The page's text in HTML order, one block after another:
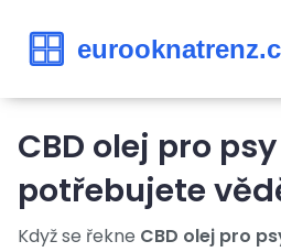
CBD olej pro
potřebujete
Když se řekne CBD olej pro